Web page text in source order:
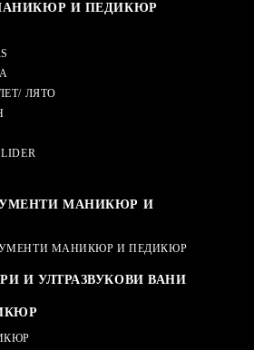
И ПЕДИКЮР
ЛЯТО
МАНИКЮР И
МАНИКЮР И ПЕДИКЮР
И УЛТРАЗВУКОВИ ВАНИ